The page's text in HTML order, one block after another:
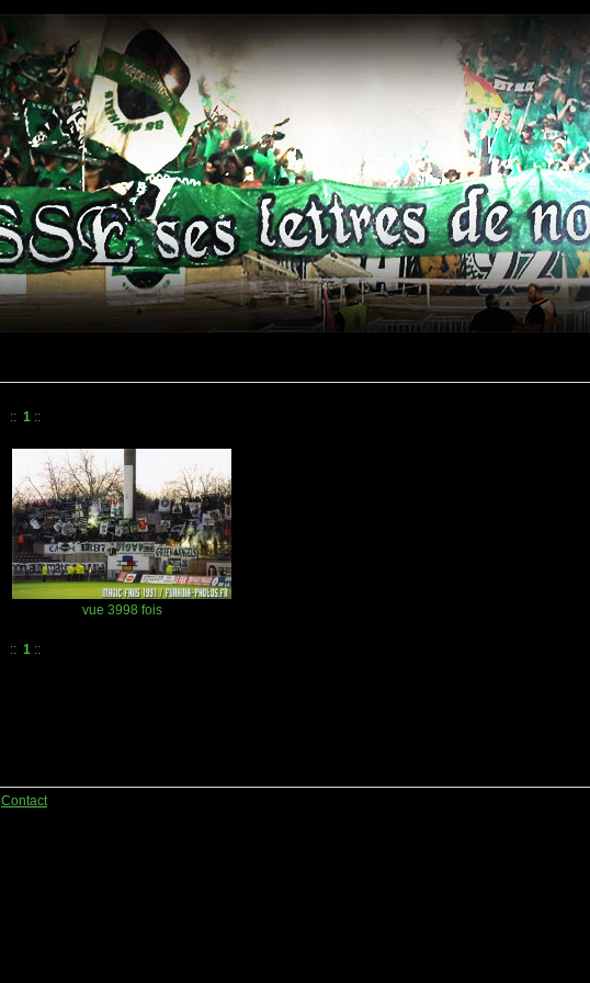
:: 1::
vue 3998 fois
:: 1::
Contact